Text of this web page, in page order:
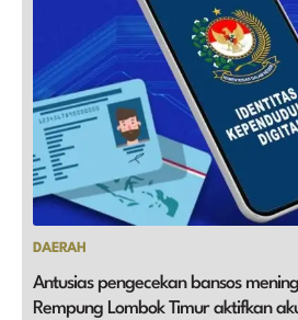
DAERAH
Antusias pengecekan bansos
Rempung Lombok Timur aktifkan